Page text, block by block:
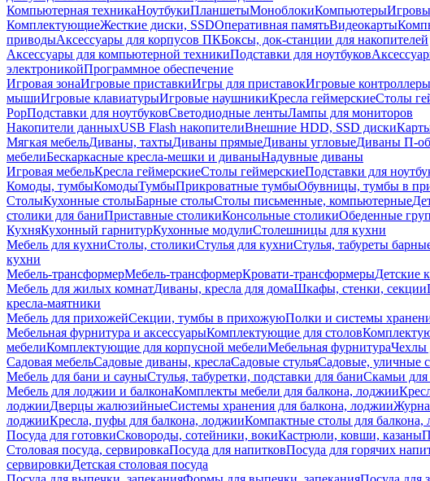
Компьютерная техникаНоутбукиПланшетыМоноблокиКомпьютеры
КомплектующиеЖесткие диски, SSDОперативная памятьВидеокарты
приводыАксессуары для корпусов ПКБоксы, док-станции для накопителей
Аксессуары для компьютерной техникиПодставки для ноутбуков
электроникойПрограммное обеспечение
Игровая зонаИгровые приставкиИгры для приставокИгровые контроллеры
мышиИгровые клавиатурыИгровые наушникиКресла геймерскиеСтолы
PopПодставки для ноутбуковСветодиодные лентыЛампы для мониторов
Накопители данныхUSB Flash накопителиВнешние HDD, SSD диски
Мягкая мебельДиваны, тахтыДиваны прямыеДиваны угловыеДиваны П-
мебелиБескаркасные кресла-мешки и диваныНадувные диваны
Игровая мебельКресла геймерскиеСтолы геймерскиеПодставки для
Комоды, тумбыКомодыТумбыПрикроватные тумбыОбувницы, тумбы в
СтолыКухонные столыБарные столыСтолы письменные, компьютерные
столики для баниПриставные столикиКонсольные столикиОбеденные
КухняКухонный гарнитурКухонные модулиСтолешницы для кухни
Мебель для кухниСтолы, столикиСтулья для кухниСтулья, табуреты
кухни
Мебель-трансформерМебель-трансформерКровати-трансформерыДетские
Мебель для жилых комнатДиваны, кресла для домаШкафы, стенки, секции
кресла-маятники
Мебель для прихожейСекции, тумбы в прихожуюПолки и системы
Мебельная фурнитура и аксессуарыКомплектующие для столов
мебелиКомплектующие для корпусной мебелиМебельная фурнитураЧехлы
Садовая мебельСадовые диваны, креслаСадовые стульяСадовые, уличные
Мебель для бани и сауныСтулья, табуретки, подставки для баниСкамьи для
Мебель для лоджии и балконаКомплекты мебели для балкона, лоджии
лоджииДверцы жалюзийныеСистемы хранения для балкона, лоджии
лоджииКресла, пуфы для балкона, лоджииКомпактные столы для балкона,
Посуда для готовкиСковороды, сотейники, вокиКастрюли, ковши, казаны
Столовая посуда, сервировкаПосуда для напитковПосуда для горячих
сервировкиДетская столовая посуда